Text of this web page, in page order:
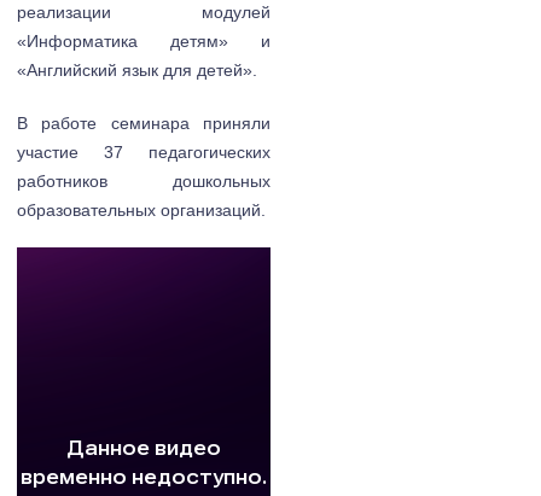
реализации модулей
«Информатика детям» и
«Английский язык для детей».
В работе семинара приняли
участие 37 педагогических
работников дошкольных
образовательных организаций.